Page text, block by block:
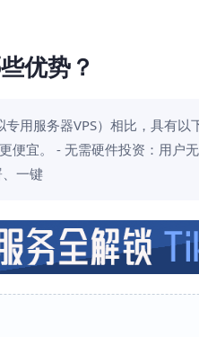
优势？
用服务器VPS）相比，具有
便宜。 - 无需硬件投资：用户
一键